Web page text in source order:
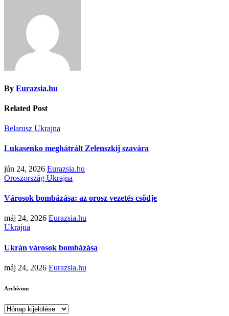
By Eurazsia.hu
Related Post
Belarusz Ukrajna
Lukasenko meghátrált Zelenszkij szavára
jún 24, 2026 Eurazsia.hu
Oroszország Ukrajna
Városok bombázása: az orosz vezetés csődje
máj 24, 2026 Eurazsia.hu
Ukrajna
Ukrán városok bombázása
máj 24, 2026 Eurazsia.hu
Archívum
Archívum